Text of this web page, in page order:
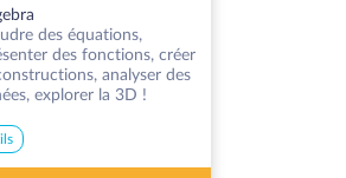
des équations,
des fonctions, créer
analyser des
explorer la 3D !